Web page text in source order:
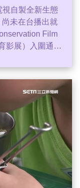
自製全新生態
未在台播出就
Film
影展）入圍通知
現台灣原創生